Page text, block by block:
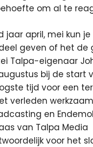
om al te
jaar april, mei kun
geven of het de
Talpa-eigenaar
bij de start
tijd voor een
verleden
en
van Talpa Media
voor het